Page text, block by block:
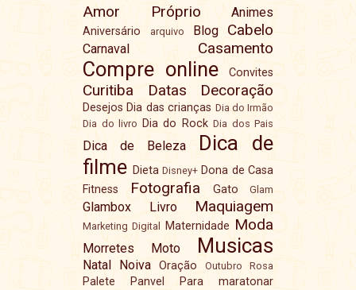
Amor Próprio
Animes
Aniversário arquivo Blog Cabelo
Carnaval Casamento
Compre online Convites
Curitiba Datas Decoração
Desejos Dia das crianças Dia do Irmão
Dia do livro Dia do Rock Dia dos Pais
Dica de Beleza
Dica de
filme Dieta Disney+ Dona de Casa
Fitness
Fotografia Gato Glam
Glambox Livro Maquiagem
Marketing Digital Maternidade Moda
Morretes Moto Musicas
Natal Noiva Oração Outubro Rosa
Palete Panvel Para maratonar